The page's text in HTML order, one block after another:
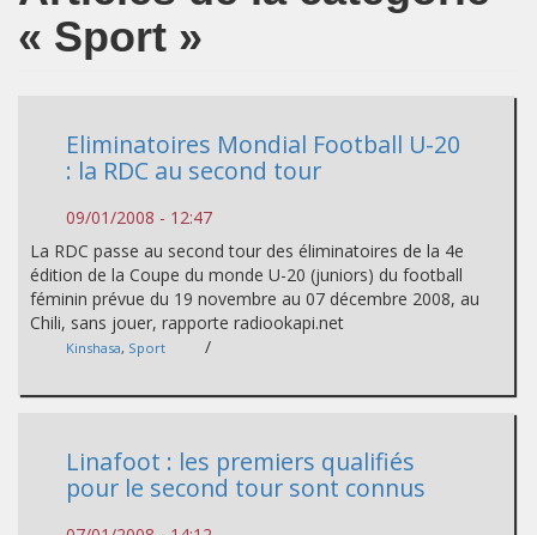
« Sport »
Eliminatoires Mondial Football U-20
: la RDC au second tour
09/01/2008 - 12:47
La RDC passe au second tour des éliminatoires de la 4e
édition de la Coupe du monde U-20 (juniors) du football
féminin prévue du 19 novembre au 07 décembre 2008, au
Chili, sans jouer, rapporte radiookapi.net
Kinshasa, Sport /
Linafoot : les premiers qualifiés
pour le second tour sont connus